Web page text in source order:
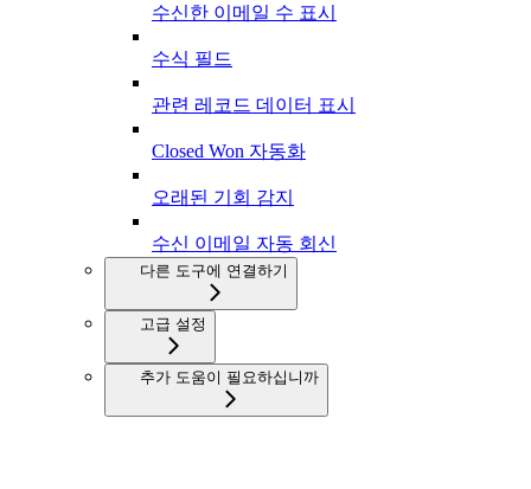
수신한 이메일 수 표시
수식 필드
관련 레코드 데이터 표시
Closed Won 자동화
오래된 기회 감지
수신 이메일 자동 회신
다른 도구에 연결하기
고급 설정
추가 도움이 필요하십니까